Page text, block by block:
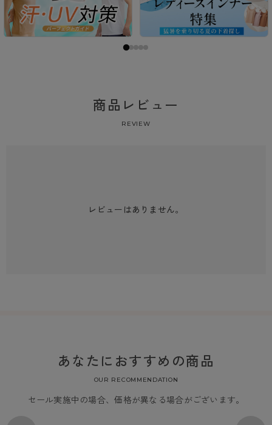
商品レビュー
REVIEW
レビューはありません。
あなたにおすすめの商品
OUR RECOMMENDATION
セール実施中の場合、価格が異なる場合がございます。